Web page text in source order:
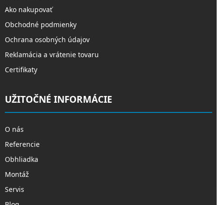
Ako nakupovať
Obchodné podmienky
Ochrana osobných údajov
Reklamácia a vrátenie tovaru
Certifikaty
UŽITOČNÉ INFORMÁCIE
O nás
Referencie
Obhliadka
Montáž
Servis